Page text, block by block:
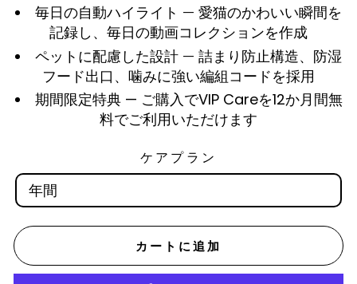
毎日の自動ハイライト — 愛猫のかわいい瞬間を
記録し、毎日の動画コレクションを作成
ペットに配慮した設計 — 詰まり防止構造、防湿
フード出口、噛みに強い編組コードを採用
期間限定特典 — ご購入でVIP Careを12か月間無
料でご利用いただけます
ケアプラン
年間
カートに追加